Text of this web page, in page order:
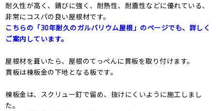
耐久性が高く、錆びに強く、耐熱性、耐震性などに優れている、
非常にコスパの良い屋根材です。
こちらの「30年耐久のガルバリウム屋根」のページでも、詳しく
ご案内しています。
屋根材を葺いたら、屋根のてっぺんに貫板を取り付けます。
貫板は棟板金の下地となる板です。
棟板金は、スクリュー釘で留め、抜けにくいように施工しまし
た。